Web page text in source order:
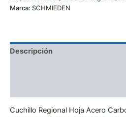
Marca: SCHMIEDEN
Descripción
Cuchillo Regional Hoja Acero